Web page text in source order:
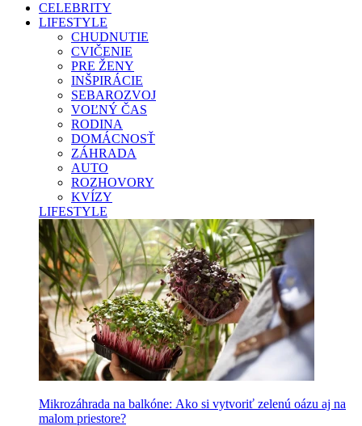
CELEBRITY
LIFESTYLE
CHUDNUTIE
CVIČENIE
PRE ŽENY
INŠPIRÁCIE
SEBAROZVOJ
VOĽNÝ ČAS
RODINA
DOMÁCNOSŤ
ZÁHRADA
AUTO
ROZHOVORY
KVÍZY
LIFESTYLE
Mikrozáhrada na balkóne: Ako si vytvoriť zelenú oázu aj na
malom priestore?